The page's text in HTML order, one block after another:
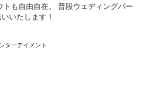
も自由自在。 普段ウェディングパー
いたします！
ターテイメント